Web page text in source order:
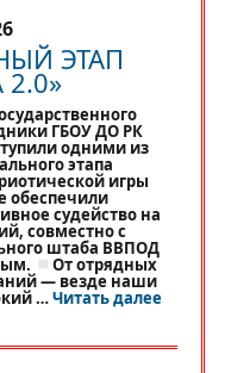
ЭТАП
ГБОУ ДО РК
одними из
этапа
игры
обеспечили
судейство на
совместно с
штаба ВВПОД
От отрядных
— везде наши
…Читать далее«